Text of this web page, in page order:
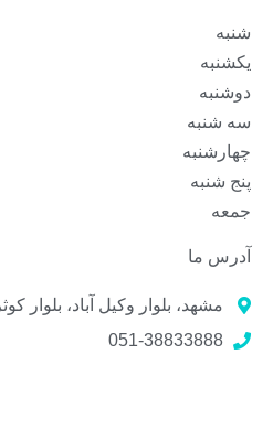
شنبه
یکشنبه
دوشنبه
سه شنبه
چهارشنبه
پنج شنبه
جمعه
آدرس ما
مشهد، بلوار وکیل آباد، بلوار
051-38833888